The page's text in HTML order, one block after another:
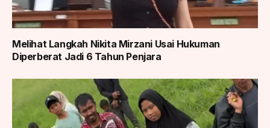
Melihat Langkah Nikita Mirzani Usai Hukuman
Diperberat Jadi 6 Tahun Penjara